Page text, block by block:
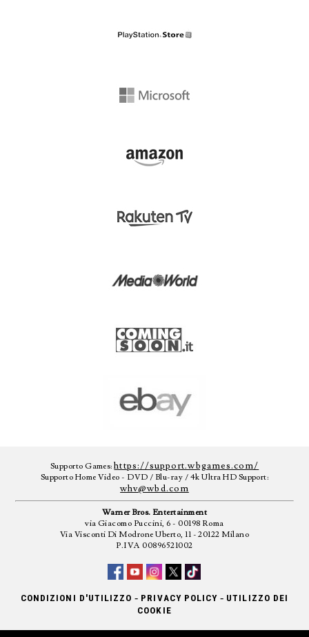
Supporto Games:https://support.wbgames.com/
Supporto Home Video - DVD / Blu-ray / 4k Ultra HD Support:
whv@wbd.com
Warner Bros. Entertainment
via Giacomo Puccini, 6 - 00198 Roma
Via Visconti Di Modrone Uberto, 11 - 20122 Milano
P.IVA 00896521002
CONDIZIONI D'UTILIZZO - PRIVACY POLICY - UTILIZZO DEI
COOKIE